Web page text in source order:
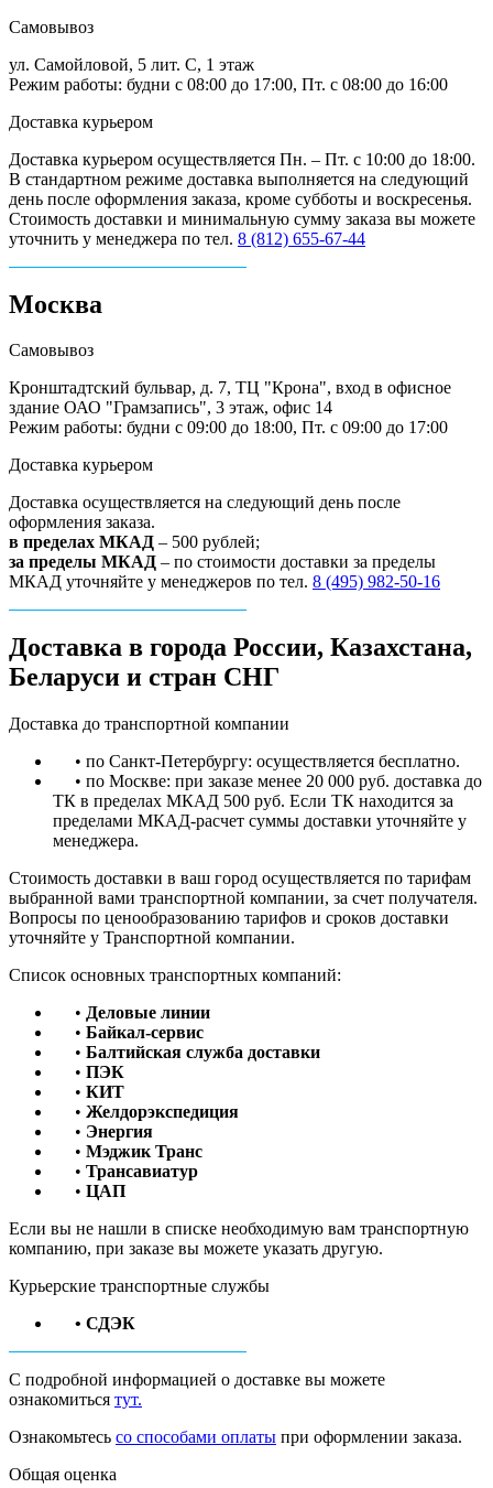
Самовывоз
ул. Самойловой, 5 лит. С, 1 этаж
Режим работы: будни с 08:00 до 17:00, Пт. с 08:00 до 16:00
Доставка курьером
Доставка курьером осуществляется Пн. – Пт. с 10:00 до 18:00.
В стандартном режиме доставка выполняется на следующий
день после оформления заказа, кроме субботы и воскресенья.
Стоимость доставки и минимальную сумму заказа вы можете
уточнить у менеджера по тел. 8 (812) 655-67-44
Москва
Самовывоз
Кронштадтский бульвар, д. 7, ТЦ "Крона", вход в офисное
здание ОАО "Грамзапись", 3 этаж, офис 14
Режим работы: будни с 09:00 до 18:00, Пт. с 09:00 до 17:00
Доставка курьером
Доставка осуществляется на следующий день после
оформления заказа.
в пределах МКАД – 500 рублей;
за пределы МКАД – по стоимости доставки за пределы
МКАД уточняйте у менеджеров по тел. 8 (495) 982-50-16
Доставка в города России, Казахстана,
Беларуси и стран СНГ
Доставка до транспортной компании
• по Санкт-Петербургу: осуществляется бесплатно.
• по Москве: при заказе менее 20 000 руб. доставка до
ТК в пределах МКАД 500 руб. Если ТК находится за
пределами МКАД-расчет суммы доставки уточняйте у
менеджера.
Стоимость доставки в ваш город осуществляется по тарифам
выбранной вами транспортной компании, за счет получателя.
Вопросы по ценообразованию тарифов и сроков доставки
уточняйте у Транспортной компании.
Список основных транспортных компаний:
• Деловые линии
• Байкал-сервис
• Балтийская служба доставки
• ПЭК
• КИТ
• Желдорэкспедиция
• Энергия
• Мэджик Транс
• Трансавиатур
• ЦАП
Если вы не нашли в списке необходимую вам транспортную
компанию, при заказе вы можете указать другую.
Курьерские транспортные службы
• СДЭК
С подробной информацией о доставке вы можете
ознакомиться тут.
Ознакомьтесь со способами оплаты при оформлении заказа.
Общая оценка